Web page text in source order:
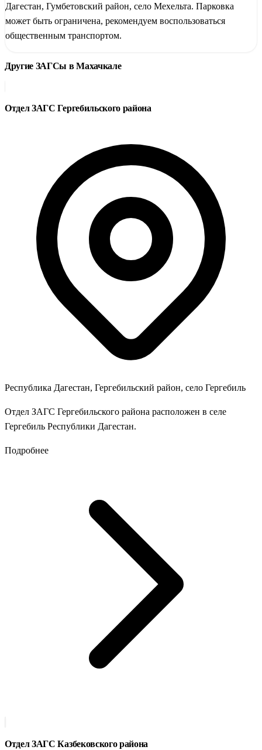
Дагестан, Гумбетовский район, село Мехельта. Парковка
может быть ограничена, рекомендуем воспользоваться
общественным транспортом.
Другие ЗАГСы в Махачкале
Отдел ЗАГС Гергебильского района
Республика Дагестан, Гергебильский район, село Гергебиль
Отдел ЗАГС Гергебильского района расположен в селе
Гергебиль Республики Дагестан.
Подробнее
Отдел ЗАГС Казбековского района